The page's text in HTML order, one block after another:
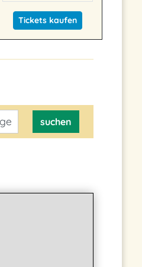
Tickets kaufen
suchen